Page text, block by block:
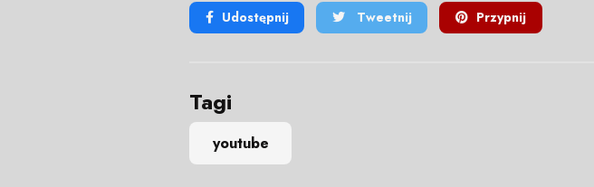
Udostępnij Tweetnij Przypnij
Tagi
youtube